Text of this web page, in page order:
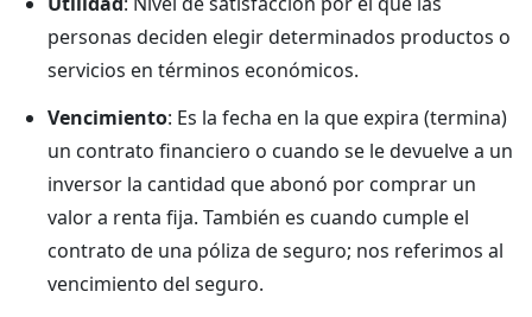
personas deciden elegir determinados productos o
servicios en términos económicos.
Vencimiento: Es la fecha en la que expira (termina)
un contrato financiero o cuando se le devuelve a un
inversor la cantidad que abonó por comprar un
valor a renta fija. También es cuando cumple el
contrato de una póliza de seguro; nos referimos al
vencimiento del seguro.